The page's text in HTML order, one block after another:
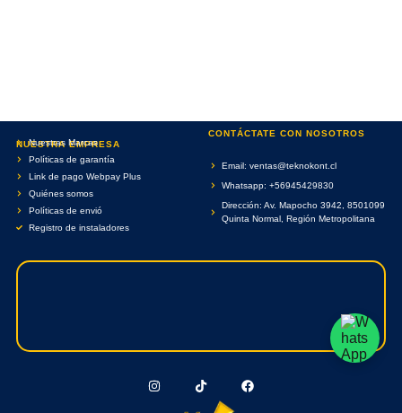
NUESTRA EMPRESA
Nuestras Marcas
Políticas de garantía
Link de pago Webpay Plus
Quiénes somos
Políticas de envió
Registro de instaladores
CONTÁCTATE CON NOSOTROS
Email: ventas@teknokont.cl
Whatsapp: +56945429830
Dirección: Av. Mapocho 3942, 8501099
Quinta Normal, Región Metropolitana